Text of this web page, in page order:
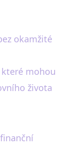
okamžité
mohou
života